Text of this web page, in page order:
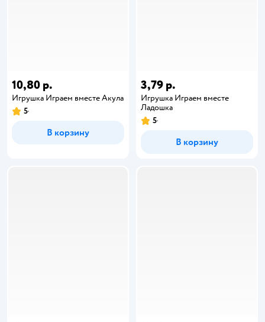
10,80 р.
Игрушка Играем вместе Акула
5
В корзину
3,79 р.
Игрушка Играем вместе
Ладошка
5
В корзину